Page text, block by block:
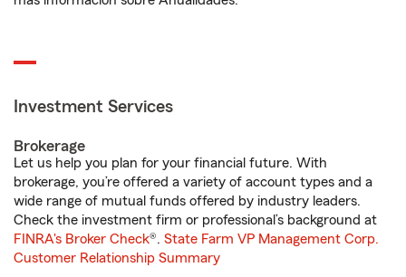
Investment Services
Brokerage
Let us help you plan for your financial future. With
brokerage, you’re offered a variety of account types and a
wide range of mutual funds offered by industry leaders.
Check the investment firm or professional’s background at
FINRA's Broker Check®. State Farm VP Management Corp.
Customer Relationship Summary